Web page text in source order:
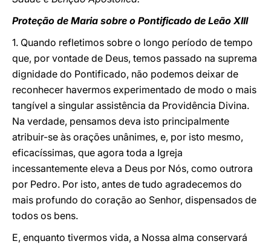
Proteção de Maria sobre o Pontificado de Leão XIII
1. Quando refletimos sobre o longo período de tempo
que, por vontade de Deus, temos passado na suprema
dignidade do Pontificado, não podemos deixar de
reconhecer havermos experimentado de modo o mais
tangível a singular assistência da Providência Divina.
Na verdade, pensamos deva isto principalmente
atribuir-se às orações unânimes, e, por isto mesmo,
eficacíssimas, que agora toda a Igreja
incessantemente eleva a Deus por Nós, como outrora
por Pedro. Por isto, antes de tudo agradecemos do
mais profundo do coração ao Senhor, dispensados de
todos os bens.
E, enquanto tivermos vida, a Nossa alma conservará